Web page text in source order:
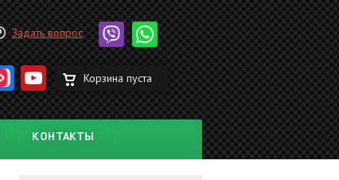
Задать вопрос
Корзина пуста
КОНТАКТЫ